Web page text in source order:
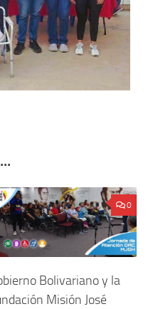
0
Bolivariano y la
Misión José